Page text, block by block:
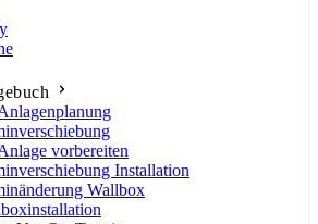
vorbereiten
Installation
Wallbox